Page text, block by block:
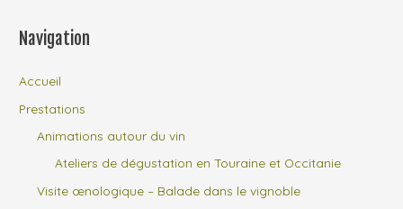
Navigation
Accueil
Prestations
Animations autour du vin
Ateliers de dégustation en Touraine et Occitanie
Visite œnologique – Balade dans le vignoble